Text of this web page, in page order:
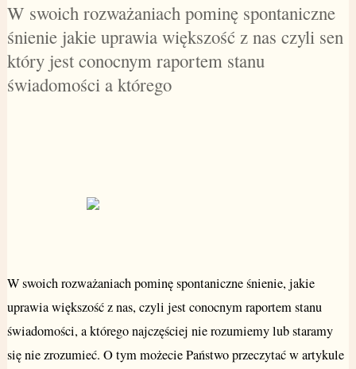
W swoich rozważaniach pominę spontaniczne
śnienie jakie uprawia większość z nas czyli sen
który jest conocnym raportem stanu
świadomości a którego
W swoich rozważaniach pominę spontaniczne śnienie, jakie
uprawia większość z nas, czyli jest conocnym raportem stanu
świadomości, a którego najczęściej nie rozumiemy lub staramy
się nie zrozumieć. O tym możecie Państwo przeczytać w artykule